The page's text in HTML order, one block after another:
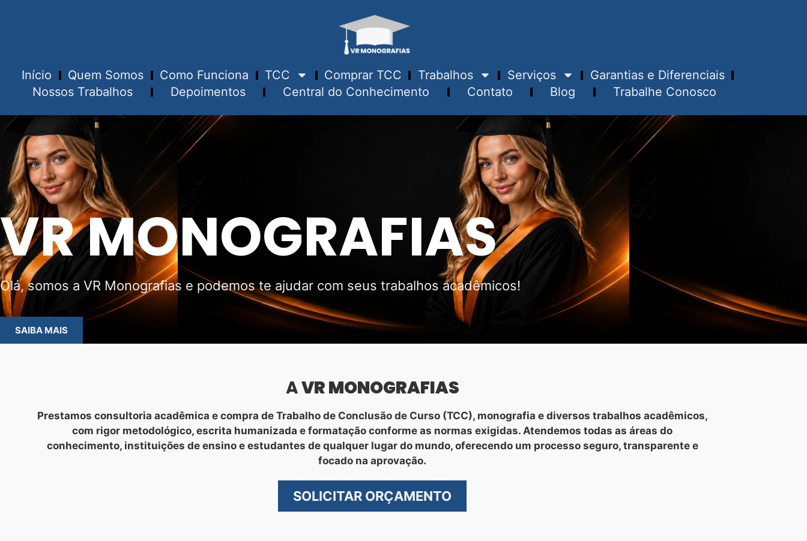
Início Quem Somos Como Funciona TCC Comprar TCC Trabalhos Serviços
Garantias e Diferenciais
Nossos Trabalhos
Depoimentos Central do Conhecimento Contato Blog Trabalhe Conosco
VR MONOGRAFIAS
Olá, somos a VR Monografias e podemos te ajudar com seus trabalhos acadêmicos!
SAIBA MAIS
AVR MONOGRAFIAS
Prestamos consultoria acadêmica e compra de Trabalho de Conclusão de Curso (TCC), monografia e diversos trabalhos acadêmicos,
com rigor metodológico, escrita humanizada e formatação conforme as normas exigidas. Atendemos todas as áreas do
conhecimento, instituições de ensino e estudantes de qualquer lugar do mundo, oferecendo um processo seguro, transparente e
focado na aprovação.
SOLICITAR ORÇAMENTO